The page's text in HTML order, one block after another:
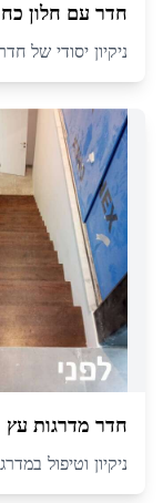
חדר עם חלון
ניקיון יסודי של
חדר מדרגות עץ
ניקיון וטיפול